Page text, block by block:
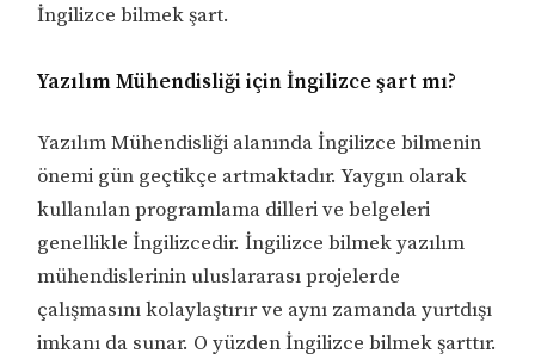
İngilizce bilmek şart.
Yazılım Mühendisliği için İngilizce şart mı?
Yazılım Mühendisliği alanında İngilizce bilmenin
önemi gün geçtikçe artmaktadır. Yaygın olarak
kullanılan programlama dilleri ve belgeleri
genellikle İngilizcedir. İngilizce bilmek yazılım
mühendislerinin uluslararası projelerde
çalışmasını kolaylaştırır ve aynı zamanda yurtdışı
imkanı da sunar. O yüzden İngilizce bilmek şarttır.